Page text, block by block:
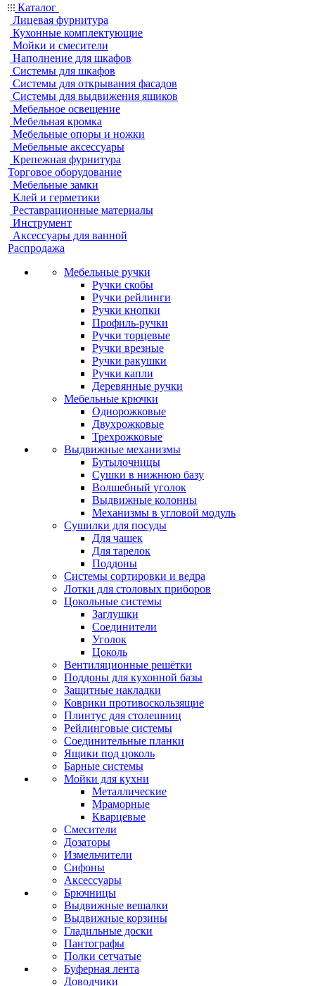
Каталог
Лицевая фурнитура
Кухонные комплектующие
Мойки и смесители
Наполнение для шкафов
Системы для шкафов
Системы для открывания фасадов
Системы для выдвижения ящиков
Мебельное освещение
Мебельная кромка
Мебельные опоры и ножки
Мебельные аксессуары
Крепежная фурнитура
Торговое оборудование
Мебельные замки
Клей и герметики
Реставрационные материалы
Инструмент
Аксессуары для ванной
Распродажа
Мебельные ручки
Ручки скобы
Ручки рейлинги
Ручки кнопки
Профиль-ручки
Ручки торцевые
Ручки врезные
Ручки ракушки
Ручки капли
Деревянные ручки
Мебельные крючки
Однорожковые
Двухрожковые
Трехрожковые
Выдвижные механизмы
Бутылочницы
Сушки в нижнюю базу
Волшебный уголок
Выдвижные колонны
Механизмы в угловой модуль
Сушилки для посуды
Для чашек
Для тарелок
Поддоны
Системы сортировки и ведра
Лотки для столовых приборов
Цокольные системы
Заглушки
Соединители
Уголок
Цоколь
Вентиляционные решётки
Поддоны для кухонной базы
Защитные накладки
Коврики противоскользящие
Плинтус для столешниц
Рейлинговые системы
Соединительные планки
Ящики под цоколь
Барные системы
Мойки для кухни
Металлические
Мраморные
Кварцевые
Смесители
Дозаторы
Измельчители
Сифоны
Аксессуары
Брючницы
Выдвижные вешалки
Выдвижные корзины
Гладильные доски
Пантографы
Полки сетчатые
Буферная лента
Доводчики